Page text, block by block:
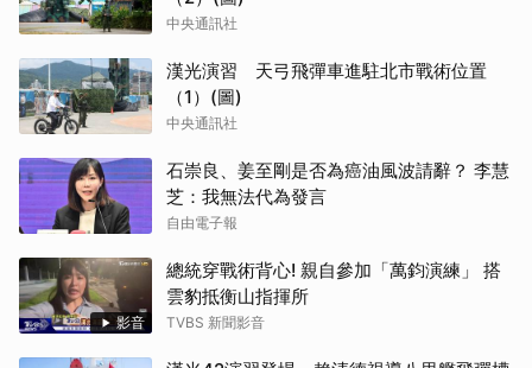
中央通訊社
漢光演習 天弓飛彈車進駐北市戰術位置
（1）(圖)
中央通訊社
石崇良、姜至剛是否為癌油風波請辭？ 李慧
芝：我無法代為發言
自由電子報
影音
總統穿戰術背心! 親自參加「萬鈞演練」 搭
雲豹抵衡山指揮所
TVBS 新聞影音